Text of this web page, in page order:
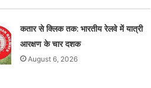
कतार से क्लिक तक: भारतीय रेलवे में यात्री
आरक्षण के चार दशक
August 6, 2026